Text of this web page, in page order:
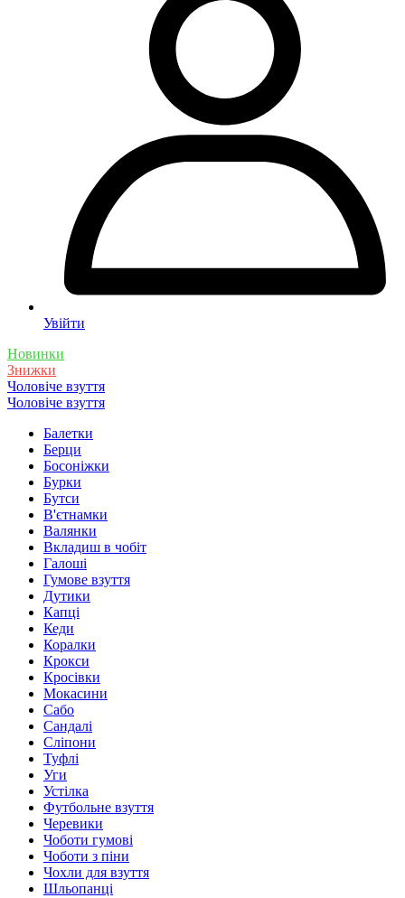
Увійти
Новинки
Знижки
Чоловіче взуття
Чоловіче взуття
Балетки
Берци
Босоніжки
Бурки
Бутси
В'єтнамки
Валянки
Вкладиш в чобіт
Галоші
Гумове взуття
Дутики
Капці
Кеди
Коралки
Крокси
Кросівки
Мокасини
Сабо
Сандалі
Сліпони
Туфлі
Уги
Устілка
Футбольне взуття
Черевики
Чоботи гумові
Чоботи з піни
Чохли для взуття
Шльопанці